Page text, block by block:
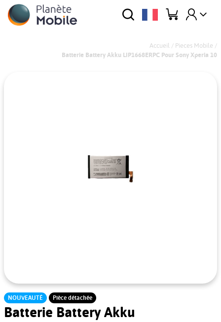
Accueil / Pieces Mobile /
Batterie Battery Akku LIP1668ERPC Pour Sony Xperia 10
NOUVEAUTÉ Pièce détachée
Batterie Battery Akku